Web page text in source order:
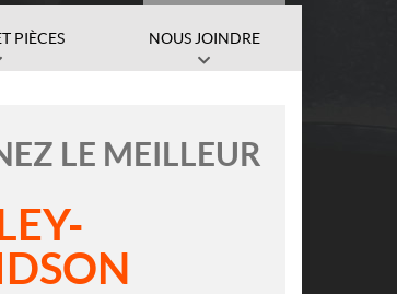
PIÈCES NOUS JOINDRE
LE MEILLEUR